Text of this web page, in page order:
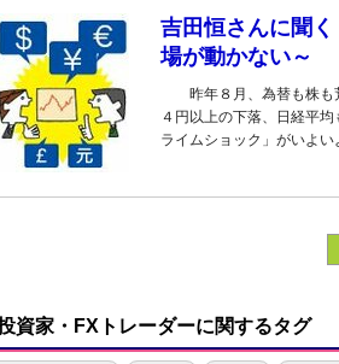
吉田恒さんに聞
場が動かない～
昨年８月、為替も株も
４円以上の下落、日経平
ライムショック」がいよ
資家・FXトレーダーに関するタグ